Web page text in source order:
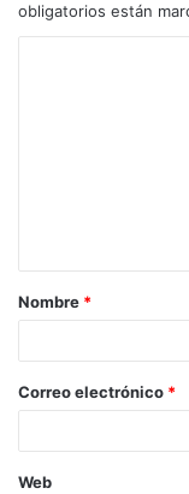
obligatorios están
Nombre *
Correo electrónico *
Web